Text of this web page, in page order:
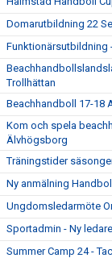
Domarutbildning 22
Funktionärsutbildning
Trollhättan
Beachhandboll 17-18
Kom och spela
Älvhögsborg
Träningstider
Ny anmälning
Ungdomsledarmöte
Sportadmin - Ny
Summer Camp 24 -